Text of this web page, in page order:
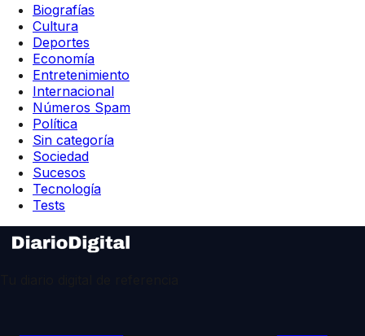
Biografías
Cultura
Deportes
Economía
Entretenimiento
Internacional
Números Spam
Política
Sin categoría
Sociedad
Sucesos
Tecnología
Tests